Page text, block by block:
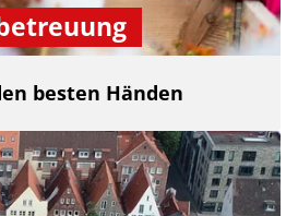
besten Händen